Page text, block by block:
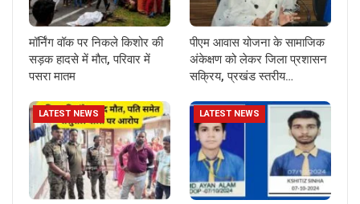
मॉर्निंग वॉक पर निकले किशोर की
सड़क हादसे में मौत, परिवार में
पसरा मातम
पीएम आवास योजना के सामाजिक
अंकेक्षण को लेकर जिला प्रशासन
सक्रिय, प्रखंड स्तरीय…
LATEST NEWS LATEST NEWS